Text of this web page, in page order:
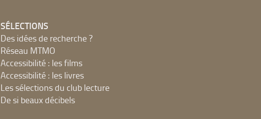
SÉLECTIONS
Des idées de recherche ?
Réseau MTMO
Accessibilité : les films
Accessibilité : les livres
Les sélections du club lecture
De si beaux décibels